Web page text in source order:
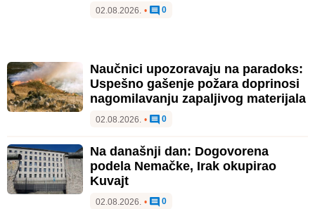
02.08.2026. • 0
Naučnici upozoravaju na paradoks:
Uspešno gašenje požara doprinosi
nagomilavanju zapaljivog materijala
02.08.2026. • 0
Na današnji dan: Dogovorena
podela Nemačke, Irak okupirao
Kuvajt
02.08.2026. • 0